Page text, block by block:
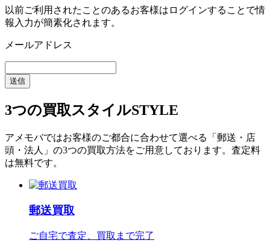
以前ご利用されたことのあるお客様はログインすることで情
報入力が簡素化されます。
メールアドレス
送信
3つの買取スタイルSTYLE
アメモバではお客様のご都合に合わせて選べる「郵送・店
頭・法人」の3つの買取方法をご用意しております。査定料
は無料です。
郵送買取
ご自宅で査定、買取まで完了